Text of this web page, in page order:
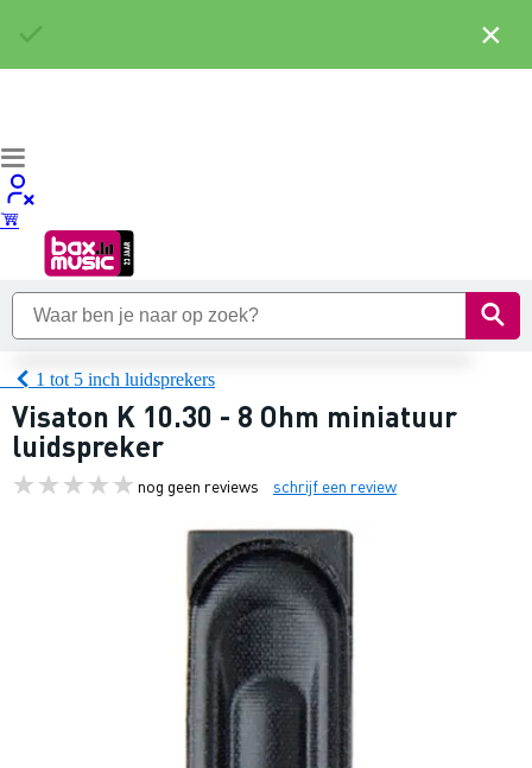
1 tot 5 inch luidsprekers
Visaton K 10.30 - 8 Ohm miniatuur
luidspreker
nog geen reviews schrijf een review
×